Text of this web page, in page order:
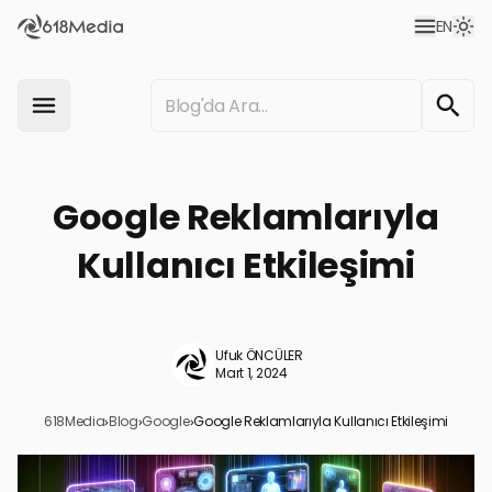
EN
Google Reklamlarıyla
Kullanıcı Etkileşimi
Ufuk ÖNCÜLER
Mart 1, 2024
618Media›Blog›Google›Google Reklamlarıyla Kullanıcı Etkileşimi